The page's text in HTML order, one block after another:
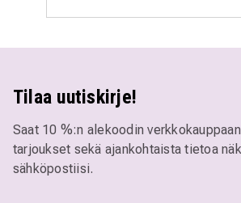
Tilaa uutiskirje!
Saat 10 %:n alekoodin
tarjoukset sekä ajankohtaista tietoa
sähköpostiisi.